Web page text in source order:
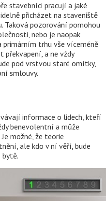
stavebníci pracují a jaké
přicházet na staveniště
Taková pozorování pomohou
nebo je naopak
primárním trhu vše víceméně
překvapení, a ne vždy
pod vrstvou staré omítky,
smlouvy.
informace o lidech, kteří
benevolentní a může
možné, že teorie
ale kdo v ní věří, bude
bytě.